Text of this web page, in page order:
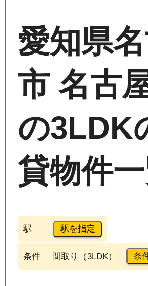
愛知県
市 名古
の3LDK
貸物件
駅 駅を指定
条件 間取り（3LDK） 条